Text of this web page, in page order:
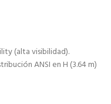
(alta visibilidad).
ANSI en H (3.64 m)